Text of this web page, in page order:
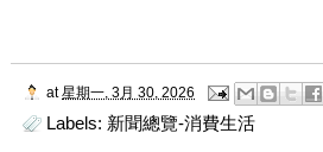
at 星期一, 3月 30, 2026
Labels: 新聞總覽-消費生活